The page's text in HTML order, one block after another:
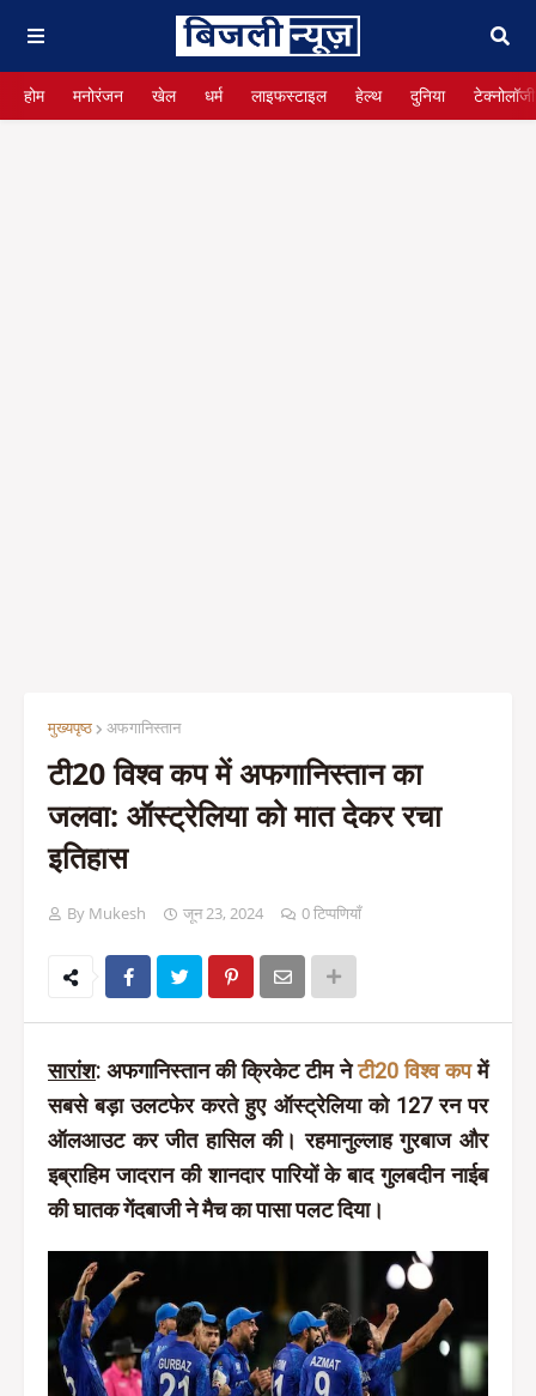
होम मनोरंजन खेल धर्म लाइफस्टाइल हेल्थ दुनिया टेक्नोलॉजी
मुख्यपृष्ठ अफगानिस्तान
टी20 विश्व कप में अफगानिस्तान का
जलवा: ऑस्ट्रेलिया को मात देकर रचा
इतिहास
By Mukesh जून 23, 2024 0 टिप्पणियाँ
सारांश: अफगानिस्तान की क्रिकेट टीम नेटी20 विश्व कपमें
सबसे बड़ा उलटफेर करते हुए ऑस्ट्रेलिया को 127 रन पर
ऑलआउट कर जीत हासिल की। रहमानुल्लाह गुरबाज और
इब्राहिम जादरान की शानदार पारियों के बाद गुलबदीन नाईब
की घातक गेंदबाजी ने मैच का पासा पलट दिया।